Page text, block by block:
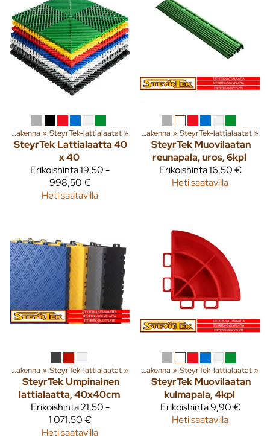
Rakenna ‪» SteyrTek-lattialaatat‪»
SteyrTek Lattialaatta 40
x 40
Erikoishinta19,50 -
998,50 €
Heti saatavilla
Tuoteryhmiä ja tuotteita Rakenna ‪» SteyrTek-lattialaatat‪»
SteyrTek Muovilaatan
reunapala, uros, 6kpl
Erikoishinta16,50 €
Heti saatavilla
Rakenna ‪» SteyrTek-lattialaatat‪»
SteyrTek Umpinainen
lattialaatta, 40x40cm
Erikoishinta21,50 -
1 071,50 €
Heti saatavilla
Tuoteryhmiä ja tuotteita Rakenna ‪» SteyrTek-lattialaatat‪»
SteyrTek Muovilaatan
kulmapala, 4kpl
Erikoishinta9,90 €
Heti saatavilla